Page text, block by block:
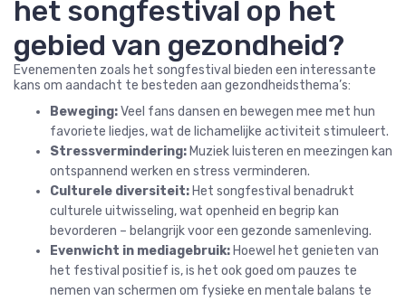
het songfestival op het
gebied van gezondheid?
Evenementen zoals het songfestival bieden een interessante
kans om aandacht te besteden aan gezondheidsthema’s:
Beweging:Veel fans dansen en bewegen mee met hun
favoriete liedjes, wat de lichamelijke activiteit stimuleert.
Stressvermindering: Muziek luisteren en meezingen kan
ontspannend werken en stress verminderen.
Culturele diversiteit: Het songfestival benadrukt
culturele uitwisseling, wat openheid en begrip kan
bevorderen – belangrijk voor een gezonde samenleving.
Evenwicht in mediagebruik: Hoewel het genieten van
het festival positief is, is het ook goed om pauzes te
nemen van schermen om fysieke en mentale balans te